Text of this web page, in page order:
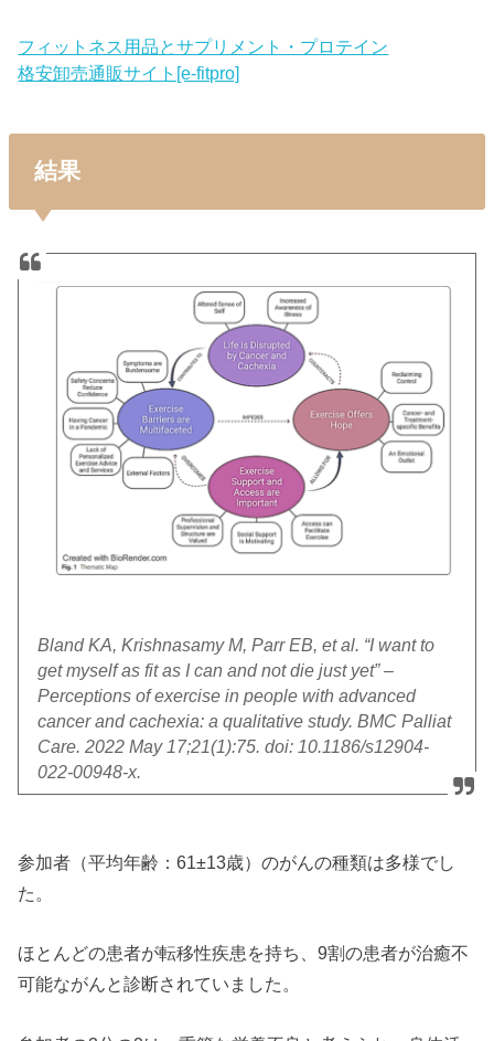
フィットネス用品とサプリメント・プロテイン
格安卸売通販サイト[e-fitpro]
結果
Bland KA, Krishnasamy M, Parr EB, et al. “I want to
get myself as fit as I can and not die just yet” –
Perceptions of exercise in people with advanced
cancer and cachexia: a qualitative study. BMC Palliat
Care. 2022 May 17;21(1):75. doi: 10.1186/s12904-
022-00948-x.
参加者（平均年齢：61±13歳）のがんの種類は多様でし
た。
ほとんどの患者が転移性疾患を持ち、9割の患者が治癒不
可能ながんと診断されていました。